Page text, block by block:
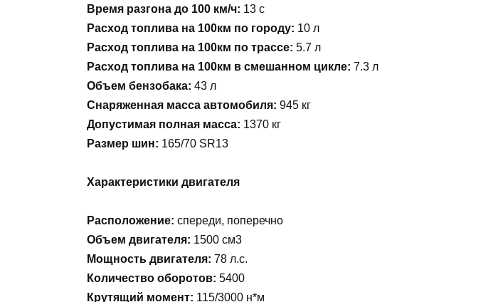
Время разгона до 100 км/ч: 13 c
Расход топлива на 100км по городу: 10 л
Расход топлива на 100км по трассе: 5.7 л
Расход топлива на 100км в смешанном цикле: 7.3 л
Объем бензобака: 43 л
Снаряженная масса автомобиля: 945 кг
Допустимая полная масса: 1370 кг
Размер шин: 165/70 SR13
Характеристики двигателя
Расположение: спереди, поперечно
Объем двигателя: 1500 см3
Мощность двигателя: 78 л.с.
Количество оборотов: 5400
Крутящий момент: 115/3000 н*м